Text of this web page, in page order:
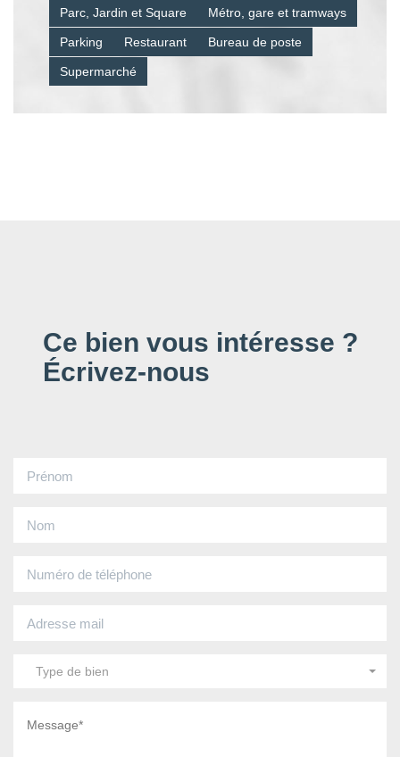
Parc, Jardin et Square Métro, gare et tramways
Parking Restaurant Bureau de poste
Supermarché
Ce bien vous intéresse ?
Écrivez-nous
Type de bien